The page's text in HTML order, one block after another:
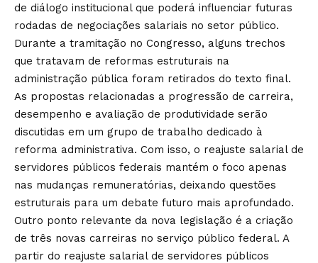
de diálogo institucional que poderá influenciar futuras
rodadas de negociações salariais no setor público.
Durante a tramitação no Congresso, alguns trechos
que tratavam de reformas estruturais na
administração pública foram retirados do texto final.
As propostas relacionadas a progressão de carreira,
desempenho e avaliação de produtividade serão
discutidas em um grupo de trabalho dedicado à
reforma administrativa. Com isso, o reajuste salarial de
servidores públicos federais mantém o foco apenas
nas mudanças remuneratórias, deixando questões
estruturais para um debate futuro mais aprofundado.
Outro ponto relevante da nova legislação é a criação
de três novas carreiras no serviço público federal. A
partir do reajuste salarial de servidores públicos